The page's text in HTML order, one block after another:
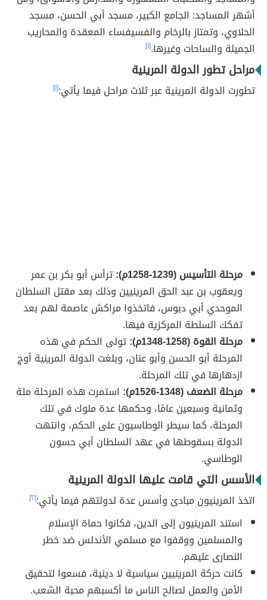
أشهر المساجد: الجامع الكبير، مسجد أبي الحسن، مسجد
الحلاوي، وتمتاز بالرخام والفسيفساء المعقدة والمحاريب
الجميلة والساحات وغيرها.[١]
مراحل تطور الدولة المرينية
تطورت الدولة المرينية عبر ثلاث مراحل فيما يأتي:[١]
مرحلة التأسيس (1239-1258م):
ترأس أبو بكر بن عمر
ويعقوب بن عبد الحق المرينيين وذلك بعد مقتل السلطان
الموحدي أبي دبوس، فاتخذوا مراكش عاصمة لهم بعد
تفكك السلطة المركزية فيها.
مرحلة القوة (1258-1348م):
تولى الحكم في هذه
المرحلة أبو الحسن وأبو عنان، وبلغت الدولة المرينية أوج
ازدهارها في تلك المرحلة.
مرحلة الضعف (1348-1526م):
استمرت هذه المرحلة مئة
وثمانية وسبعين عامًا، وحكمها عدة ملوك في تلك
المرحلة، كما سيطر الوطاسيون على الحكم، وانتهت
الدولة بسقوطها في عهد السلطان أبي حسون
الوطاسي.
الأسس التي قامت عليها الدولة المرينية
اتخذ المرينيون مبادئ وأسس عدة لدولتهم فيما يأتي:[٢]
استند المرينيون إلى الدين، فكانوا حماة الإسلام
والمسلمين ووقفوا مع مسلمي الأندلس ضد خطر
النصارى عليهم.
كانت حركة المرينيين سياسية لا دينية، فسعوا لتحقيق
الأمن والعمل لصالح الناس ما أكسبهم محبة الشعب.